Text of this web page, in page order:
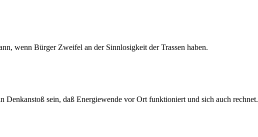
wenn Bür­ger Zwei­fel an der Sinn­lo­sig­keit der Tras­sen haben.
sein, daß Ener­gie­wen­de vor Ort funk­tio­niert und sich auch rech­net.